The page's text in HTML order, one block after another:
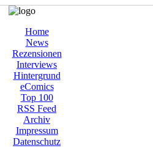
Home
News
Rezensionen
Interviews
Hintergrund
eComics
Top 100
RSS Feed
Archiv
Impressum
Datenschutz